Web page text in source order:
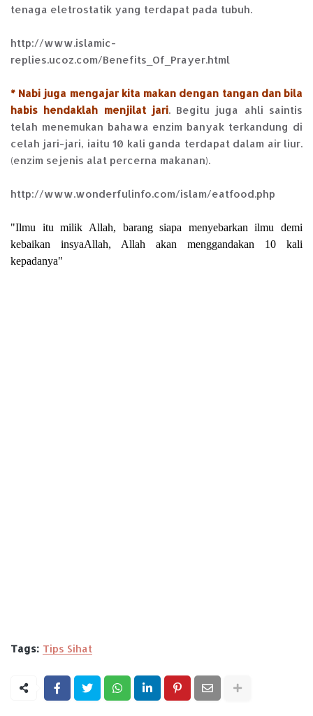
tenaga eletrostatik yang terdapat pada tubuh.
http://www.islamic-
replies.ucoz.com/Benefits_Of_Prayer.html
* Nabi juga mengajar kita makan dengan tangan dan bila
habis hendaklah menjilat jari. Begitu juga ahli saintis
telah menemukan bahawa enzim banyak terkandung di
celah jari-jari, iaitu 10 kali ganda terdapat dalam air liur.
(enzim sejenis alat percerna makanan).
http://www.wonderfulinfo.com/islam/eatfood.php
"Ilmu itu milik Allah, barang siapa menyebarkan ilmu demi
kebaikan insyaAllah, Allah akan menggandakan 10 kali
kepadanya"
Tags: Tips Sihat